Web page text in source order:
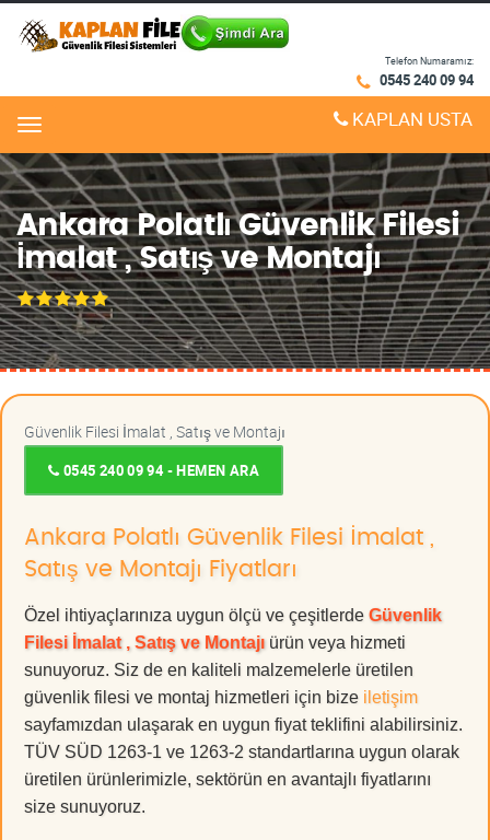
Telefon Numaramız:
0545 240 09 94
Menu KAPLAN USTA
Ankara Polatlı Güvenlik Filesi
İmalat , Satış ve Montajı
Güvenlik Filesi İmalat , Satış ve Montajı
0545 240 09 94 - HEMEN ARA
Ankara Polatlı Güvenlik Filesi İmalat ,
Satış ve Montajı Fiyatları
Özel ihtiyaçlarınıza uygun ölçü ve çeşitlerde Güvenlik
Filesi İmalat , Satış ve Montajıürün veya hizmeti
sunuyoruz. Siz de en kaliteli malzemelerle üretilen
güvenlik filesi ve montaj hizmetleri için bize iletişim
sayfamızdan ulaşarak en uygun fiyat teklifini alabilirsiniz.
TÜV SÜD 1263-1 ve 1263-2 standartlarına uygun olarak
üretilen ürünlerimizle, sektörün en avantajlı fiyatlarını
size sunuyoruz.